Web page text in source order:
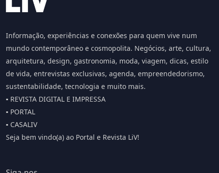
Informação, experiências e conexões para quem vive num
mundo contemporâneo e cosmopolita. Negócios, arte, cultura,
arquitetura, design, gastronomia, moda, viagem, dicas, estilo
de vida, entrevistas exclusivas, agenda, empreendedorismo,
sustentabilidade, tecnologia e muito mais.
▪️ REVISTA DIGITAL E IMPRESSA
▪️ PORTAL
▪️ CASALIV
Seja bem vindo(a) ao Portal e Revista LiV!